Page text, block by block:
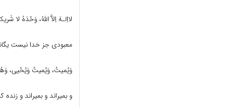
لااِلـهَ اِلاَّ اللهُ، وَحْدَهُ لا
معبودى جز خدا نیست
وَیُمیتُ، وَیُمیتُ وَیُحْیى،
و بمیراند و بمیراند و